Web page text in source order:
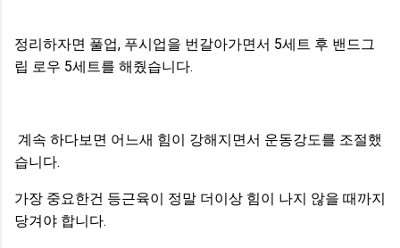
정리하자면 풀업, 푸시업을 번갈아가면서 5세트 후 밴드그
립 로우 5세트를 해줬습니다.
계속 하다보면 어느새 힘이 강해지면서 운동강도를 조절했
습니다.
가장 중요한건 등근육이 정말 더이상 힘이 나지 않을 때까지
당겨야 합니다.